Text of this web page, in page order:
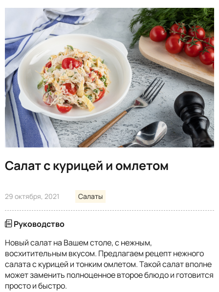
Салат с курицей и омлетом
29 октября, 2021 Салаты
Руководство
Новый салат на Вашем столе, с нежным,
восхитительным вкусом. Предлагаем рецепт нежного
салата с курицей и тонким омлетом. Такой салат вполне
может заменить полноценное второе блюдо и готовится
просто и быстро.